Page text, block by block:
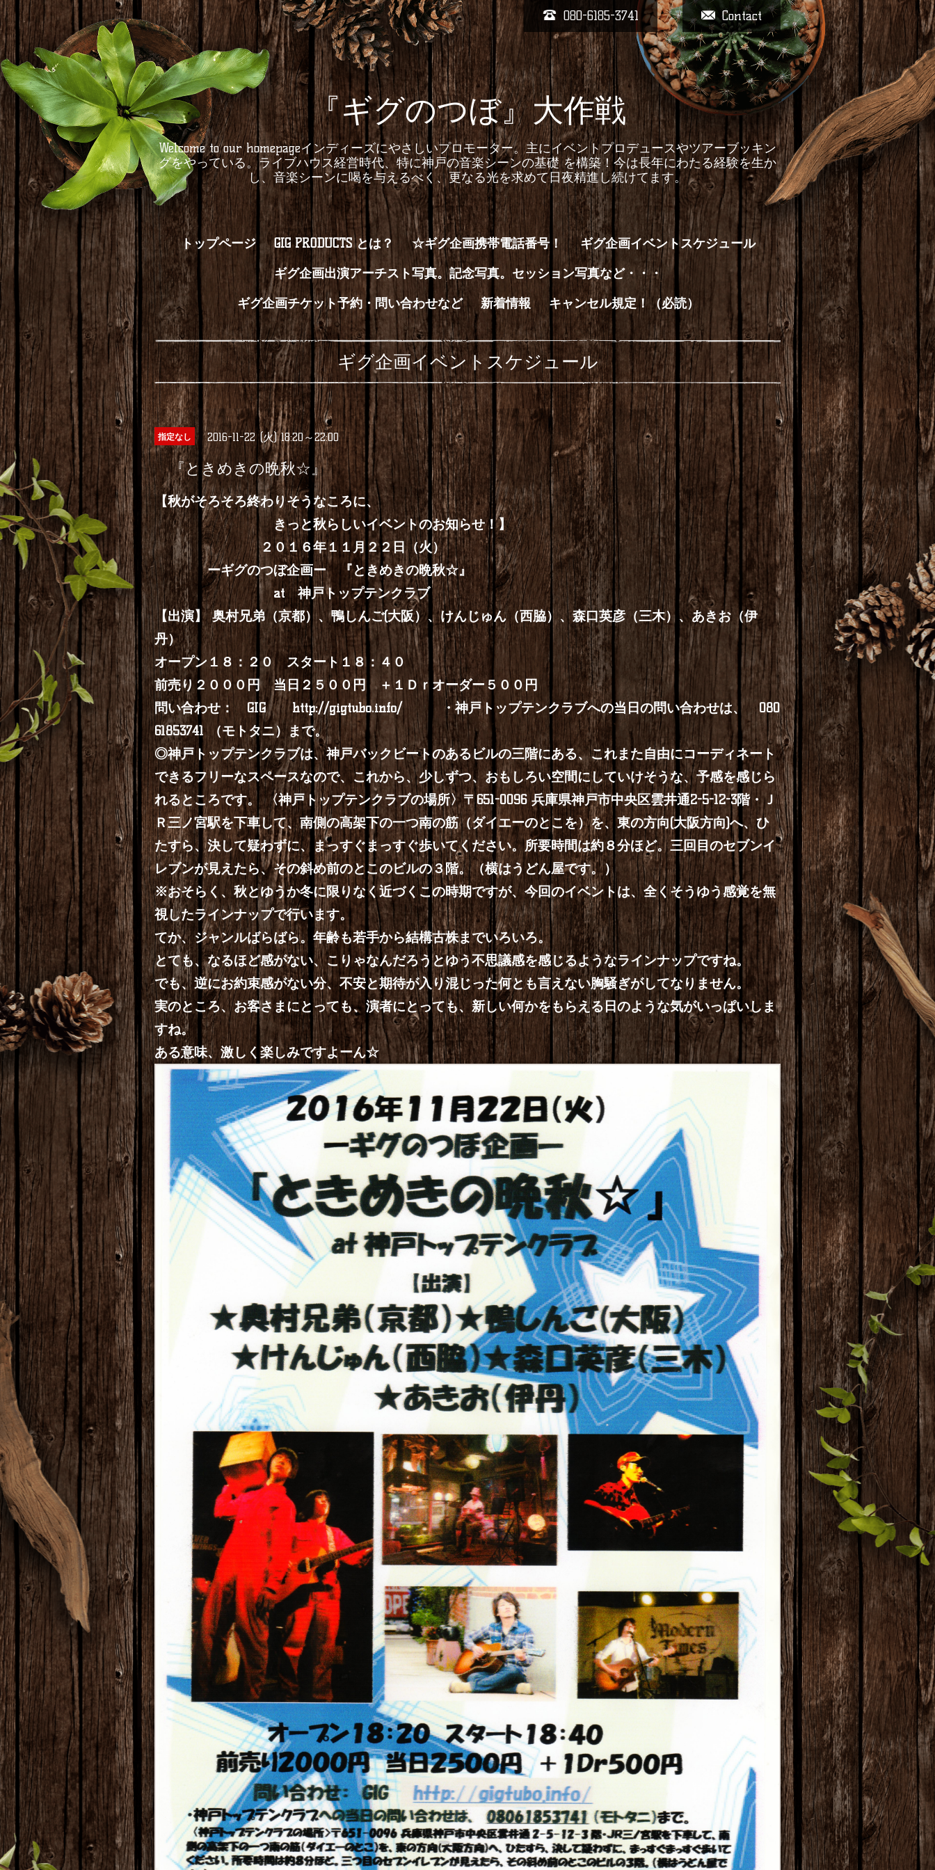
Contact
080-6185-3741
『ギグのつぼ』大作戦
Welcome to our homepageインディーズにやさしいプロモーター。主にイベントプロデュースやツアーブッキン
グをやっている。ライブハウス経営時代、特に神戸の音楽シーンの基礎 を構築！今は長年にわたる経験を生か
し、音楽シーンに喝を与えるべく、更なる光を求めて日夜精進し続けてます。
トップページ GIG PRODUCTS とは？ ☆ギグ企画携帯電話番号！
ギグ企画イベントスケジュール
ギグ企画出演アーチスト写真。記念写真。セッション写真など・・・
ギグ企画チケット予約・問い合わせなど
新着情報 キャンセル規定！（必読）
ギグ企画イベントスケジュール
指定なし 2016-11-22 (火) 18:20～22:00
『ときめきの晩秋☆』
【秋がそろそろ終わりそうなころに、
きっと秋らしいイベントのお知らせ！】
２０１６年１１月２２日（火）
ーギグのつぼ企画ー 『ときめきの晩秋☆』
at 神戸トップテンクラブ
【出演】 奥村兄弟（京都）、鴨しんご(大阪）、けんじゅん（西脇）、森口英彦（三木）、あきお（伊
丹）
オープン１８：２０ スタート１８：４０
前売り２０００円 当日２５００円 ＋１Ｄｒオーダー５００円
問い合わせ： GIGhttp://gigtubo.info/ ・神戸トップテンクラブへの当日の問い合わせは、 080
61853741 （モトタニ）まで。
◎神戸トップテンクラブは、神戸バックビートのあるビルの三階にある、これまた自由にコーディネート
できるフリーなスペースなので、これから、少しずつ、おもしろい空間にしていけそうな、予感を感じら
れるところです。 〈神戸トップテンクラブの場所〉〒651-0096 兵庫県神戸市中央区雲井通2-5-12-3階・Ｊ
Ｒ三ノ宮駅を下車して、南側の高架下の一つ南の筋（ダイエーのとこを）を、東の方向(大阪方向)へ、ひ
たすら、決して疑わずに、まっすぐまっすぐ歩いてください。所要時間は約８分ほど。三回目のセブンイ
レブンが見えたら、その斜め前のとこのビルの３階。（横はうどん屋です。）
※おそらく、秋とゆうか冬に限りなく近づくこの時期ですが、今回のイベントは、全くそうゆう感覚を無
視したラインナップで行います。
てか、ジャンルばらばら。年齢も若手から結構古株までいろいろ。
とても、なるほど感がない、こりゃなんだろうとゆう不思議感を感じるようなラインナップですね。
でも、逆にお約束感がない分、不安と期待が入り混じった何とも言えない胸騒ぎがしてなりません。
実のところ、お客さまにとっても、演者にとっても、新しい何かをもらえる日のような気がいっぱいしま
すね。
ある意味、激しく楽しみですよーん☆